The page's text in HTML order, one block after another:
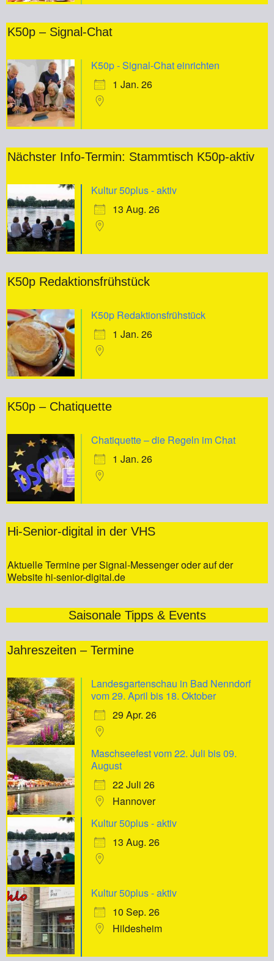
K50p – Signal-Chat
K50p - Signal-Chat einrichten
1 Jan. 26
Nächster Info-Termin: Stammtisch K50p-aktiv
Kultur 50plus - aktiv
13 Aug. 26
K50p Redaktionsfrühstück
K50p Redaktionsfrühstück
1 Jan. 26
K50p – Chatiquette
Chatiquette – die Regeln im Chat
1 Jan. 26
Hi-Senior-digital in der VHS
Aktuelle Termine per Signal-Messenger oder auf der
Website hi-senior-digital.de
Saisonale Tipps & Events
Jahreszeiten – Termine
Landesgartenschau in Bad Nenndorf
vom 29. April bis 18. Oktober
29 Apr. 26
Maschseefest vom 22. Juli bis 09.
August
22 Juli 26
Hannover
Kultur 50plus - aktiv
13 Aug. 26
Kultur 50plus - aktiv
10 Sep. 26
Hildesheim